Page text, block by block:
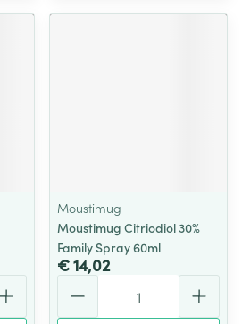
Moustimug
Moustimug Citriodiol 30%
Family Spray 60ml
€ 14,02